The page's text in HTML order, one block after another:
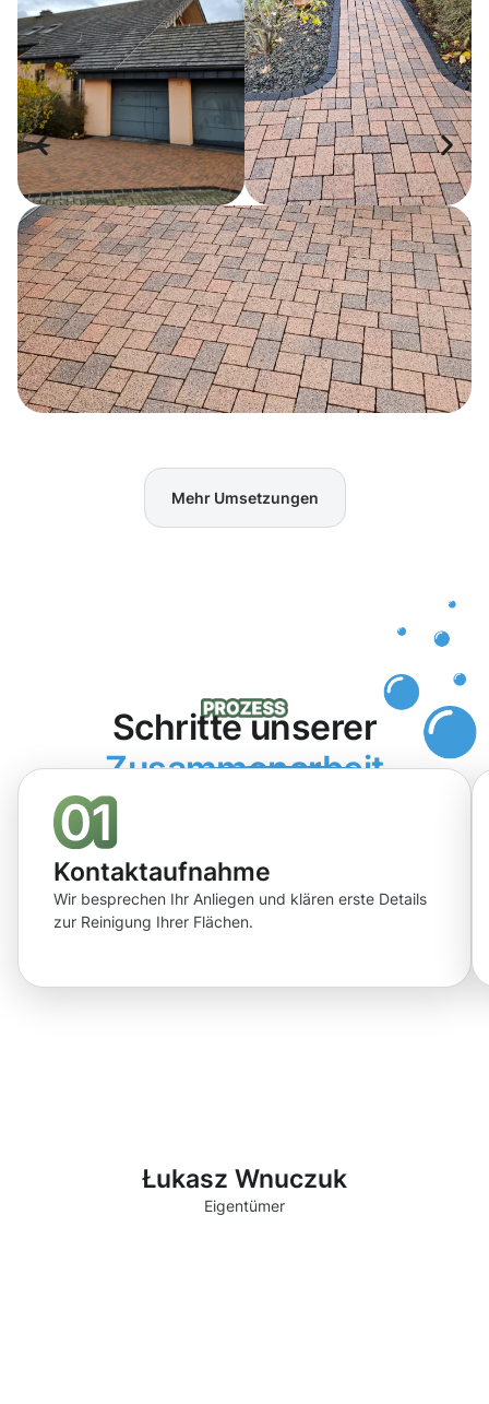
Mehr Umsetzungen
Schritte unserer
Zusammenarbeit
Kontaktaufnahme
Wir besprechen Ihr Anliegen und klären erste Details
zur Reinigung Ihrer Flächen.
Łukasz Wnuczuk
Eigentümer